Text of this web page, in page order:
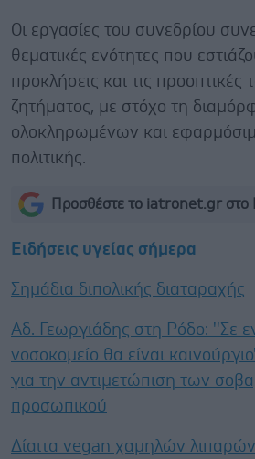
Οι εργασίες του συνεδρίου
θεματικές ενότητες που
προκλήσεις και τις
ζητήματος, με στόχο τη
ολοκληρωμένων και
πολιτικής.
Προσθέστε το iatronet.gr στο
Ειδήσεις υγείας σήμερα
Σημάδια διπολικής διαταραχής
Αδ. Γεωργιάδης στη Ρόδο: ''Σε
νοσοκομείο θα είναι
για την αντιμετώπιση των
προσωπικού
Δίαιτα vegan χαμηλών